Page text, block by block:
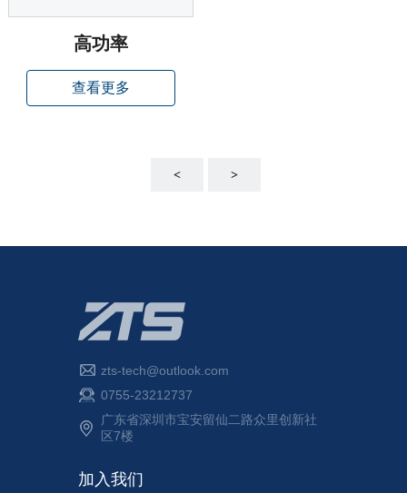
高功率
查看更多
< >
zts-tech@outlook.com
0755-23212737
广东省深圳市宝安留仙二路众里创新社
区7楼
加入我们